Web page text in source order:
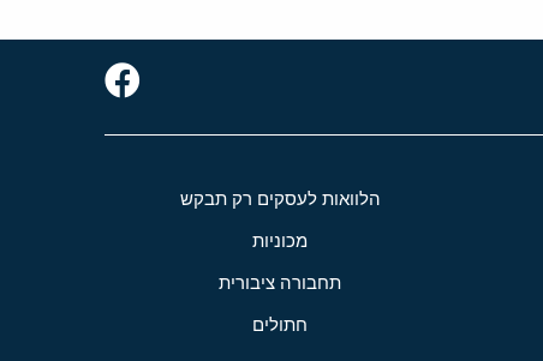
הלוואות לעסקים רק תבקש
מכוניות
תחבורה ציבורית
חתולים